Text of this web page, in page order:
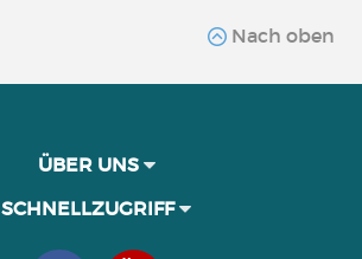
Nach oben
ÜBER UNS
SCHNELLZUGRIFF